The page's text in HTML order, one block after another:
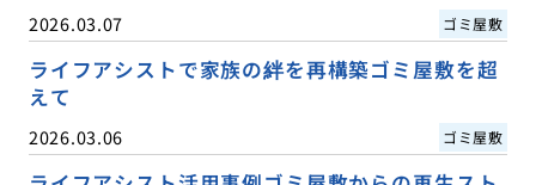
2026.03.07 ゴミ屋敷
ライフアシストで家族の絆を再構築ゴミ屋敷を超
えて
2026.03.06 ゴミ屋敷